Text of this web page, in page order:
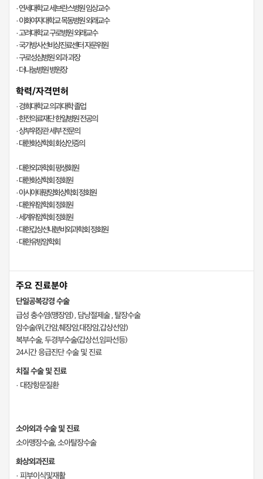
· 연세대학교 세브란스병원 임상교수
· 이화여자대학교 목동병원 외래교수
· 고려대학교 구로병원 외래교수
· 국가방사선비상진료센터 자문위원
· 구로성심병원 외과 과장
· 더나눔병원 병원장
학력/자격면허
· 경희대학교 의과대학 졸업
· 한전의료재단 한일병원 전공의
· 상부위장관 세부 전문의
· 대한화상학회 화상인증의
· 대한외과학회 평생회원
· 대한화상학회 정회원
· 아시아태평양화상학회 정회원
· 대한위암학회 정회원
· 세계위암학회 정회원
· 대한갑상선내분비외과학회 정회원
· 대한유방암학회
주요 진료분야
단일공복강경 수술
급성 충수염(맹장염) , 담낭절제술 , 탈장수술
암수술(위,간암,췌장암,대장암,갑상선암)
복부수술, 두경부수술(갑상선,임파선등)
24시간 응급진단 수술 및 진료
치질 수술 및 진료
· 대장항문질환
소아외과 수술 및 진료
소아맹장수술, 소아탈장수술
화상외과진료
· 피부이식및재활